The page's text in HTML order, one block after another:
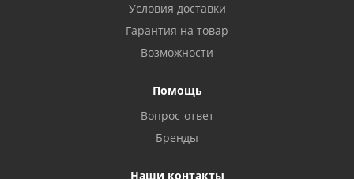
Условия доставки
Гарантия на товар
Возможности
Помощь
Вопрос-ответ
Бренды
Наши контакты